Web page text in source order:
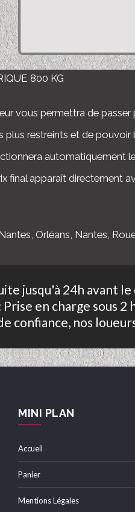
800 KG
vous permettra de passer
restreints et de pouvoir
automatiquement
apparaît directement
Orléans, Nantes,
jusqu'à 24h avant
en charge sous 2
confiance, nos
MINI PLAN
Accueil
Panier
Mentions Légales